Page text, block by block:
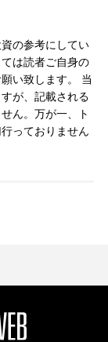
の参考にしてい
は読者ご自身の
い致します。 当
が、記載される
ん。万が一、ト
っておりません